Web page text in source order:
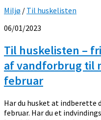
Miljø / Til huskelisten
06/01/2023
Til huskelisten –
af vandforbrug til
februar
Har du husket at indberette
februar. Har du et